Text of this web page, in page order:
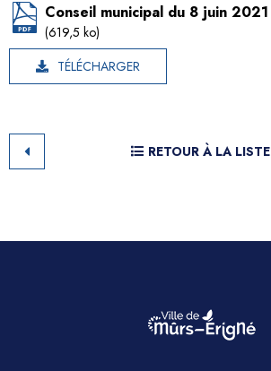
Conseil municipal du 8 juin 2021
(619,5 ko)
TÉLÉCHARGER
RETOUR À LA LISTE